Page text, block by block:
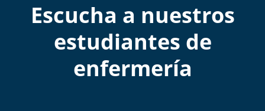
Escucha a nuestros
estudiantes de
enfermería